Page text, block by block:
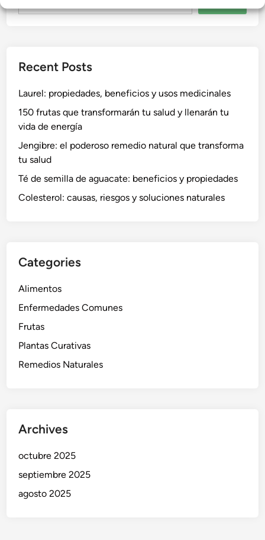
Recent Posts
Laurel: propiedades, beneficios y usos medicinales
150 frutas que transformarán tu salud y llenarán tu
vida de energía
Jengibre: el poderoso remedio natural que transforma
tu salud
Té de semilla de aguacate: beneficios y propiedades
Colesterol: causas, riesgos y soluciones naturales
Categories
Alimentos
Enfermedades Comunes
Frutas
Plantas Curativas
Remedios Naturales
Archives
octubre 2025
septiembre 2025
agosto 2025